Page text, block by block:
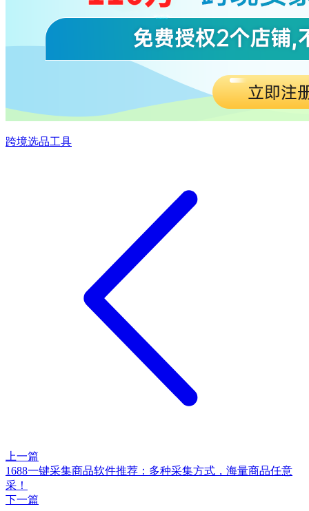
跨境选品工具
上一篇
1688一键采集商品软件推荐：多种采集方式，海量商品任意
采！
下一篇